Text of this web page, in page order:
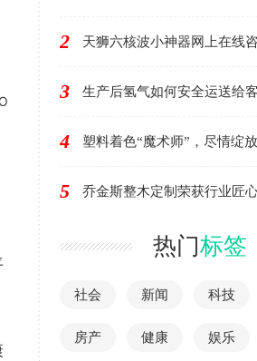
2 天狮六核波小神器网上在线
3 生产后氢气如何安全运送给
4 塑料着色“魔术师”，尽情绽
5 乔金斯整木定制荣获行业匠
热门标签
社会 新闻 科技
房产 健康 娱乐